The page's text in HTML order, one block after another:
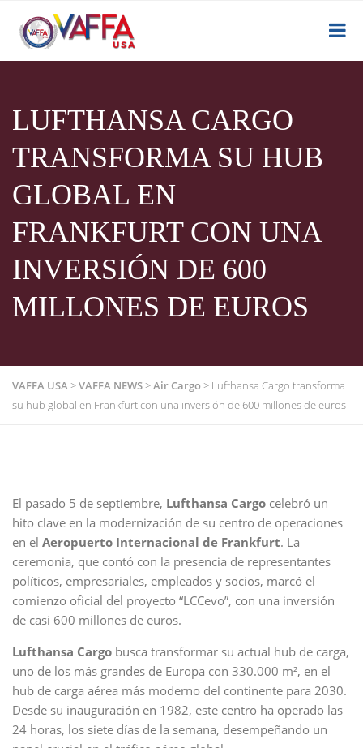
LUFTHANSA CARGO
TRANSFORMA SU HUB
GLOBAL EN
FRANKFURT CON UNA
INVERSIÓN DE 600
MILLONES DE EUROS
VAFFA USA>VAFFA NEWS>Air Cargo> Lufthansa Cargo transforma
su hub global en Frankfurt con una inversión de 600 millones de euros
El pasado 5 de septiembre, Lufthansa Cargo celebró un
hito clave en la modernización de su centro de operaciones
en el Aeropuerto Internacional de Frankfurt. La
ceremonia, que contó con la presencia de representantes
políticos, empresariales, empleados y socios, marcó el
comienzo oficial del proyecto “LCCevo”, con una inversión
de casi 600 millones de euros.
Lufthansa Cargo busca transformar su actual hub de carga,
uno de los más grandes de Europa con 330.000 m², en el
hub de carga aérea más moderno del continente para 2030.
Desde su inauguración en 1982, este centro ha operado las
24 horas, los siete días de la semana, desempeñando un